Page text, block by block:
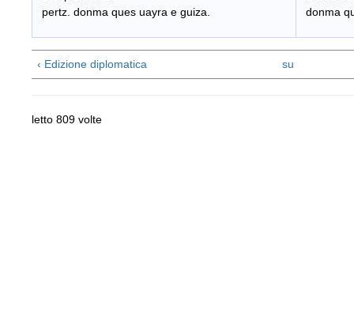
pertz. donma ques uayra e guiza.
donma
‹ Edizione diplomatica su
letto 809 volte